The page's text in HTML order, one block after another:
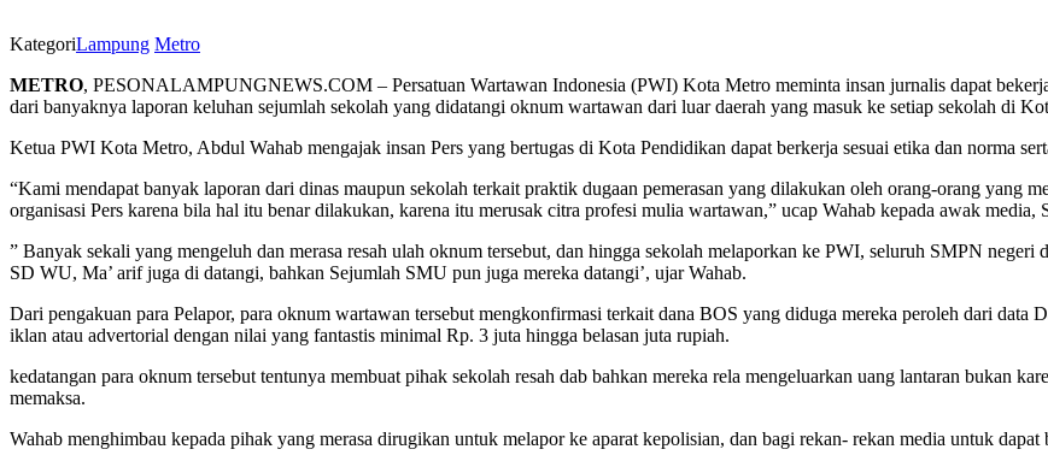
KategoriLampung Metro
METRO, PESONALAMPUNGNEWS.COM – Persatuan Wartawan Indonesia (PWI) Kota Metro meminta insan jurnalis dapat
dari banyaknya laporan keluhan sejumlah sekolah yang didatangi oknum wartawan dari luar daerah yang masuk ke setiap sekolah di
Ketua PWI Kota Metro, Abdul Wahab mengajak insan Pers yang bertugas di Kota Pendidikan dapat berkerja sesuai etika dan norma
“Kami mendapat banyak laporan dari dinas maupun sekolah terkait praktik dugaan pemerasan yang dilakukan oleh orang-orang yang
organisasi Pers karena bila hal itu benar dilakukan, karena itu merusak citra profesi mulia wartawan,” ucap Wahab kepada awak media,
” Banyak sekali yang mengeluh dan merasa resah ulah oknum tersebut, dan hingga sekolah melaporkan ke PWI, seluruh SMPN
SD WU, Ma’ arif juga di datangi, bahkan Sejumlah SMU pun juga mereka datangi’, ujar Wahab.
Dari pengakuan para Pelapor, para oknum wartawan tersebut mengkonfirmasi terkait dana BOS yang diduga mereka peroleh dari data
iklan atau advertorial dengan nilai yang fantastis minimal Rp. 3 juta hingga belasan juta rupiah.
kedatangan para oknum tersebut tentunya membuat pihak sekolah resah dab bahkan mereka rela mengeluarkan uang lantaran bukan
memaksa.
Wahab menghimbau kepada pihak yang merasa dirugikan untuk melapor ke aparat kepolisian, dan bagi rekan- rekan media untuk